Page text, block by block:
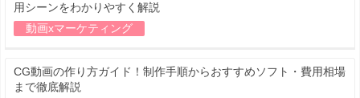
用シーンをわかりやすく解説
動画xマーケティング
CG動画の作り方ガイド！制作手順からおすすめソフト・費用相場
まで徹底解説